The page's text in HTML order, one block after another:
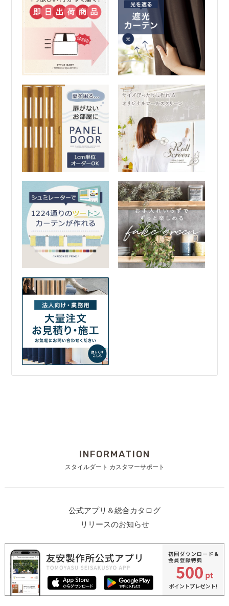
INFORMATION
スタイルダート カスタマーサポート
公式アプリ＆総合カタログ
リリースのお知らせ